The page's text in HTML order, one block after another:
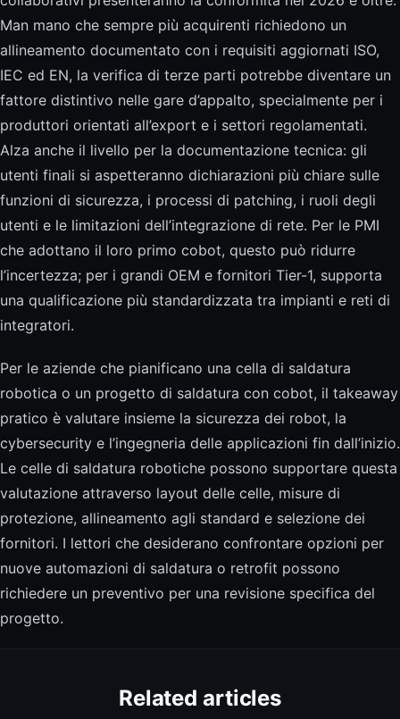
Man mano che sempre più acquirenti richiedono un
allineamento documentato con i requisiti aggiornati ISO,
IEC ed EN, la verifica di terze parti potrebbe diventare un
fattore distintivo nelle gare d’appalto, specialmente per i
produttori orientati all’export e i settori regolamentati.
Alza anche il livello per la documentazione tecnica: gli
utenti finali si aspetteranno dichiarazioni più chiare sulle
funzioni di sicurezza, i processi di patching, i ruoli degli
utenti e le limitazioni dell’integrazione di rete. Per le PMI
che adottano il loro primo cobot, questo può ridurre
l’incertezza; per i grandi OEM e fornitori Tier-1, supporta
una qualificazione più standardizzata tra impianti e reti di
integratori.
Per le aziende che pianificano una cella di saldatura
robotica o un progetto di saldatura con cobot, il takeaway
pratico è valutare insieme la sicurezza dei robot, la
cybersecurity e l’ingegneria delle applicazioni fin dall’inizio.
Le celle di saldatura robotiche possono supportare questa
valutazione attraverso layout delle celle, misure di
protezione, allineamento agli standard e selezione dei
fornitori. I lettori che desiderano confrontare opzioni per
nuove automazioni di saldatura o retrofit possono
richiedere un preventivo per una revisione specifica del
progetto.
Related articles